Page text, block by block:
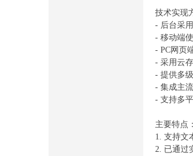
技术实现
- 后台采
- 移动端
- PC网页
- 采用云
- 提供多
- 集成主
- 支持多
主要特点：
1. 支持文
2. 已通过